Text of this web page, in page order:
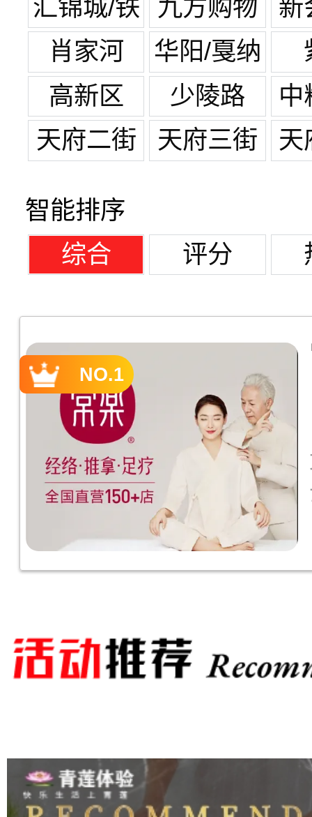
汇锦城/铁
像寺
九方购物
中心
新
肖家河
华阳/戛纳
湾
高新区
少陵路
中
天府二街
天府三街 天
智能排序
综合
评分
NO.1